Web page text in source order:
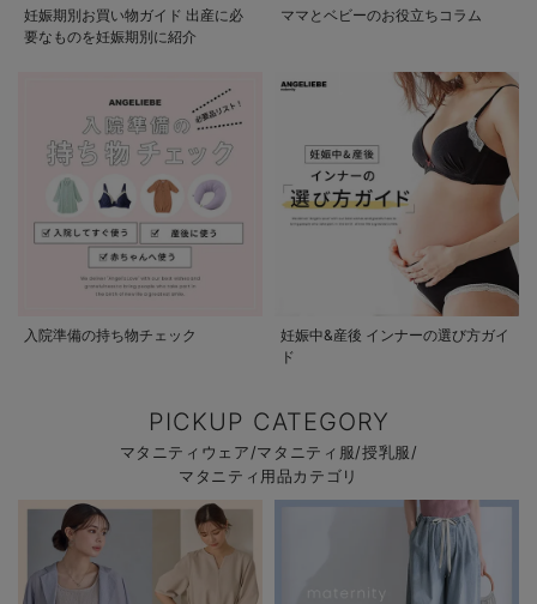
妊娠期別お買い物ガイド 出産に必
要なものを妊娠期別に紹介
ママとベビーのお役立ちコラム
入院準備の持ち物チェック
妊娠中&産後 インナーの選び方ガイ
ド
PICKUP CATEGORY
マタニティウェア/マタニティ服/授乳服/
マタニティ用品カテゴリ